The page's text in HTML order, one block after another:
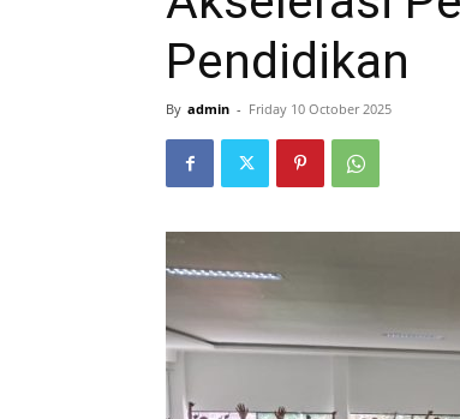
Pendidikan
By admin - Friday 10 October 2025